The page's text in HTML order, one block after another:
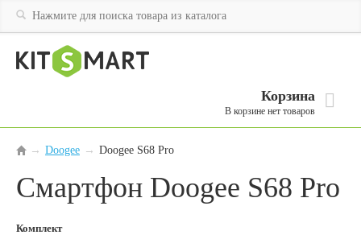
Корзина
В корзине нет товаров
→ Doogee → Doogee S68 Pro
Смартфон Doogee S68 Pro
Комплект